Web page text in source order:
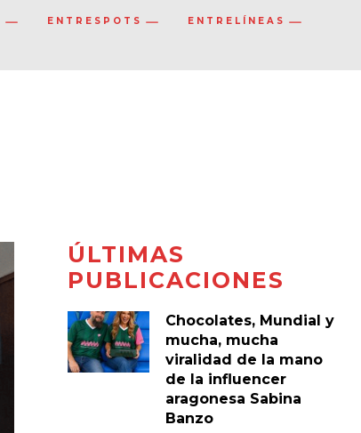
ENTRESPOTS ENTRELÍNEAS
ÚLTIMAS
PUBLICACIONES
Chocolates, Mundial y
mucha, mucha
viralidad de la mano
de la influencer
aragonesa Sabina
Banzo